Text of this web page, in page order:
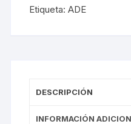
Etiqueta:ADE
DESCRIPCIÓN
INFORMACIÓN